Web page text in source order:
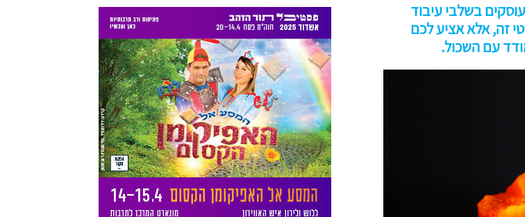
בשלבי עיבוד
זה, אלא אציע לכם
עם השכול.